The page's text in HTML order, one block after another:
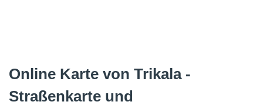
Online Karte von Trikala -
Straßenkarte und